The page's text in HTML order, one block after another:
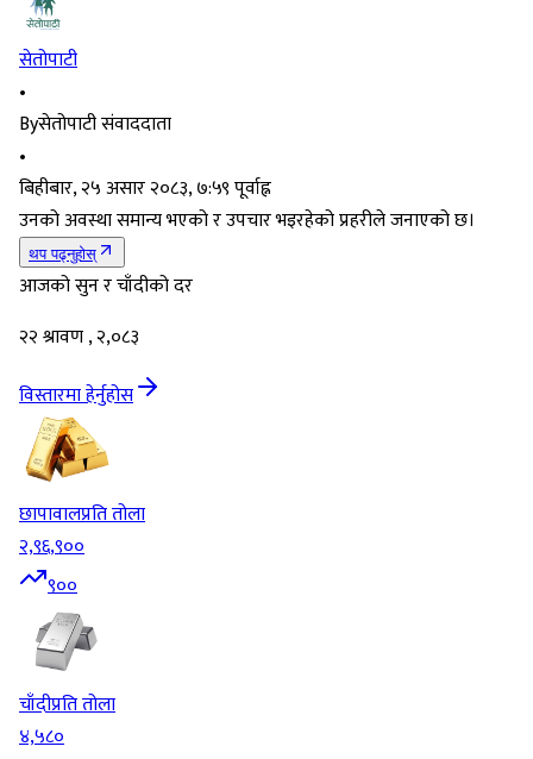
सेतोपाटी
•
Byसेतोपाटी संवाददाता
•
बिहीबार, २५ असार २०८३, ७:५९ पूर्वाह्न
उनको अवस्था समान्य भएको र उपचार भइरहेको प्रहरीले जनाएको छ।
थप पढ्नुहोस्
आजको सुन र चाँदीको दर
२२ श्रावण , २,०८३
विस्तारमा हेर्नुहोस
छापावालप्रति तोला
२,९६,९००
९००
चाँदीप्रति तोला
४,५८०